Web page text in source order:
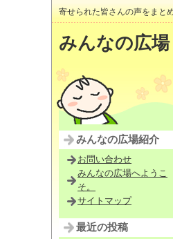
寄せられた皆さんの声をまと
みんなの広場
みんなの広場紹介
お問い合わせ
みんなの広場へようこ
そ。
サイトマップ
最近の投稿